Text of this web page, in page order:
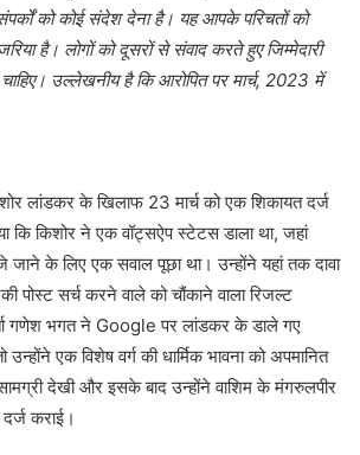
को कोई संदेश देना है। यह आपके परिचतों को
है। लोगों को दूसरों से संवाद करते हुए जिम्मेदारी
चाहिए। उल्लेखनीय है कि आरोपित पर मार्च, 2023 में
लांडकर के खिलाफ 23 मार्च को एक शिकायत दर्ज
कि किशोर ने एक वॉट्सऐप स्टेटस डाला था, जहां
के लिए एक सवाल पूछा था। उन्होंने यहां तक दावा
पोस्ट सर्च करने वाले को चौंकाने वाला रिजल्ट
गणेश भगत ने Google पर लांडकर के डाले गए
एक विशेष वर्ग की धार्मिक भावना को अपमानित
देखी और इसके बाद उन्होंने वाशिम के मंगरुलपीर
कराई।